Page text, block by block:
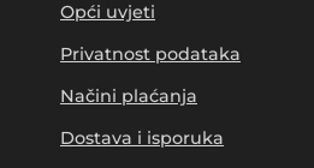
Opći uvjeti
Privatnost podataka
Načini plaćanja
Dostava i isporuka